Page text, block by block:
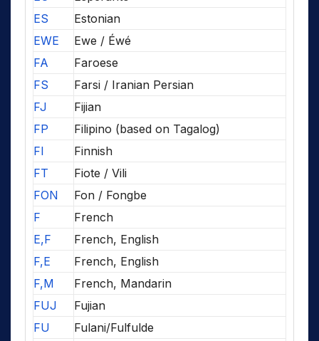
ES
Estonian
EWE
Ewe / Éwé
FA
Faroese
FS
Farsi / Iranian Persian
FJ
Fijian
FP
Filipino (based on Tagalog)
FI
Finnish
FT
Fiote / Vili
FON
Fon / Fongbe
F
French
E,F
French, English
F,E
French, English
F,M
French, Mandarin
FUJ
Fujian
FU
Fulani/Fulfulde